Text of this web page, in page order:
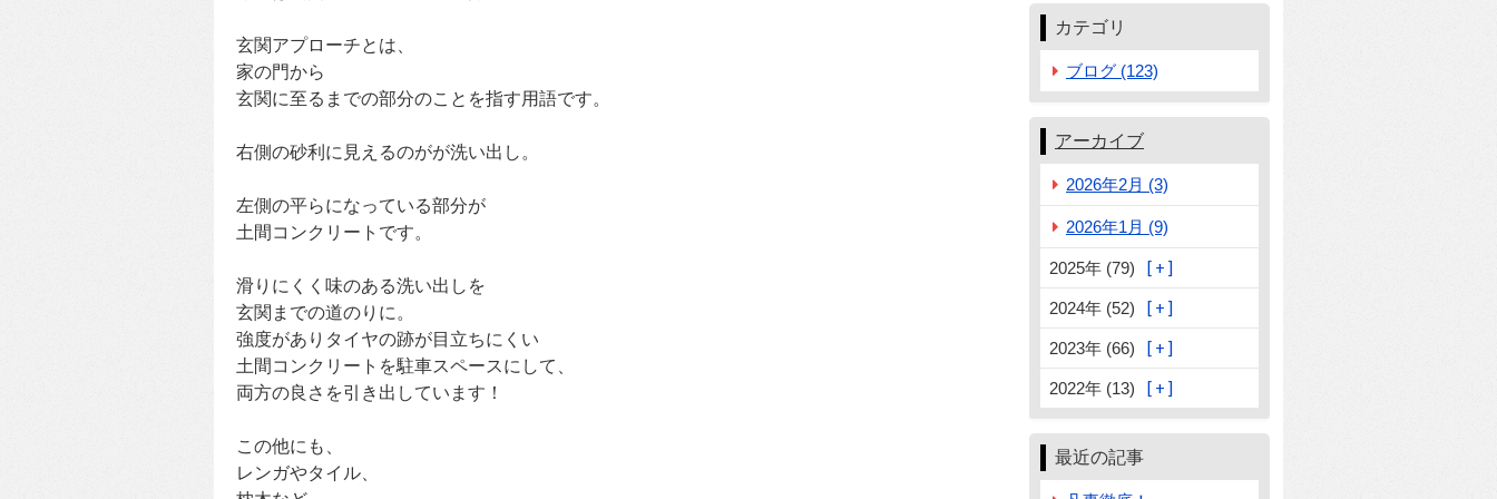
玄関アプローチとは、
家の門から
玄関に至るまでの部分のことを指す用語です。
右側の砂利に見えるのがが洗い出し。
左側の平らになっている部分が
土間コンクリートです。
滑りにくく味のある洗い出しを
玄関までの道のりに。
強度がありタイヤの跡が目立ちにくい
土間コンクリートを駐車スペースにして、
両方の良さを引き出しています！
この他にも、
レンガやタイル、
カテゴリ
ブログ (123)
アーカイブ
2026年2月 (3)
2026年1月 (9)
2025年 (79)
2024年 (52)
2023年 (66)
2022年 (13)
最近の記事